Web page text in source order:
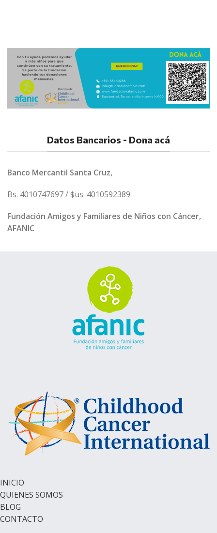
Datos Bancarios - Dona acá
Banco Mercantil Santa Cruz,
Bs. 4010747697 / $us. 4010592389
Fundación Amigos y Familiares de Niños con Cáncer,
AFANIC
INICIO
QUIENES SOMOS
BLOG
CONTACTO